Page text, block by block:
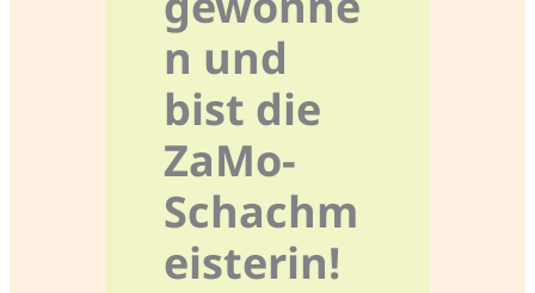
n und
bist die
ZaMo-
Schachm
eisterin!